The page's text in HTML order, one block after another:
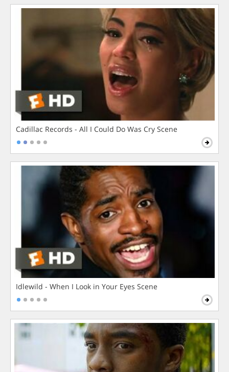
Cadillac Records - All I Could Do Was Cry Scene
Idlewild - When I Look in Your Eyes Scene